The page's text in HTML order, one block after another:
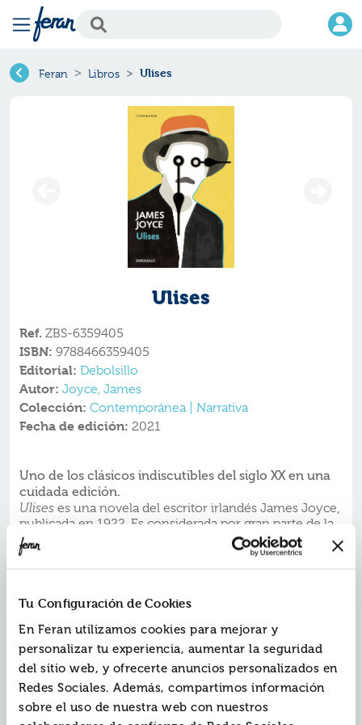
Tu Configuración de Cookies
En Feran utilizamos cookies para mejorar y
personalizar tu experiencia, aumentar la seguridad
del sitio web, y ofrecerte anuncios personalizados en
Redes Sociales. Además, compartimos información
sobre el uso de nuestra web con nuestros
Feran Libros Ulises
Ulises
Ref. ZBS-6359405
ISBN: 9788466359405
Editorial: Debolsillo
Autor: Joyce, James
Colección: Contemporánea | Narrativa
Fecha de edición: 2021
Uno de los clásicos indiscutibles del siglo XX en una
cuidada edición.
Ulises es una novela del escritor irlandés James Joyce,
publicada en 1922. Es considerada por gran parte de la
crítica la mejor novela en idioma inglés del siglo XX.Su
título proviene del protagonista de la versión latina de
laOdiseade Homero, originalmente llamado en griego
Según el crítico y traductor español Francisco García
discutidas y renombradas del siglo XX. El libro ha sido
objeto de numerosos y profundos estudios, críticas y
controversias; una obra que ninguna persona
interesada en la literatura debe perderse.
relata el
paso por Dublín de su personaje principal, Leopold
Bloom y de Stephen Dedalus. Ambos, según algunos